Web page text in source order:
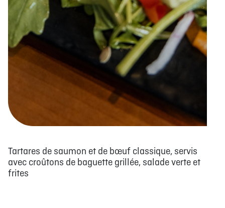
Tartares de saumon et de bœuf classique, servis
avec croûtons de baguette grillée, salade verte et
frites